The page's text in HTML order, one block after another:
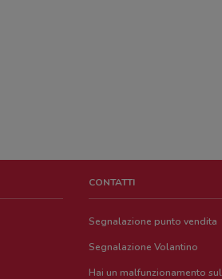
CONTATTI
Segnalazione punto vendita
Segnalazione Volantino
Hai un malfunzionamento